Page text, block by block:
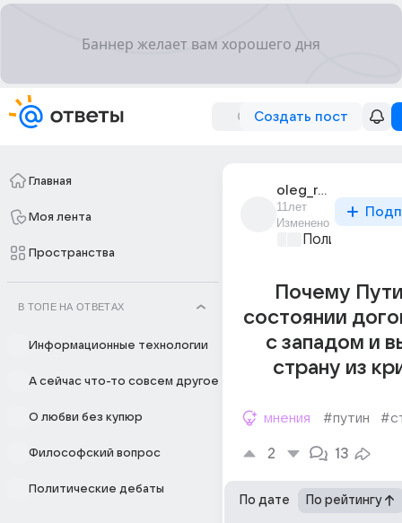
Создать пост
Главная
Моя лента
Пространства
В ТОПЕ НА ОТВЕТАХ
Информационные технологии
А сейчас что-то совсем другое
О любви без купюр
Философский вопрос
Политические дебаты
oleg_romanov_1434
11лет
Изменено
Почему
состоянии
с западом и
страну из
мнения #путин
2 13
По дате По рейтингу